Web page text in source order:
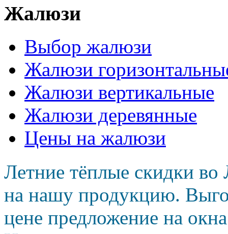
Жалюзи
Выбор жалюзи
Жалюзи
Жалюзи вертикальные
Жалюзи деревянные
Цены на жалюзи
Летние тёплые скидки во
на нашу продукцию.
цене предложение на